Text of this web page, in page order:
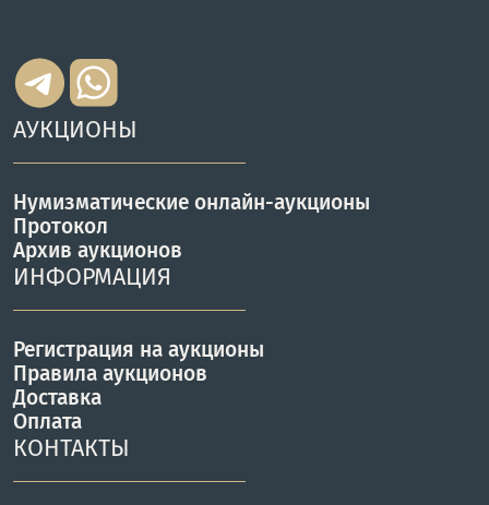
АУКЦИОНЫ
Нумизматические онлайн-аукционы
Протокол
Архив аукционов
ИНФОРМАЦИЯ
Регистрация на аукционы
Правила аукционов
Доставка
Оплата
КОНТАКТЫ